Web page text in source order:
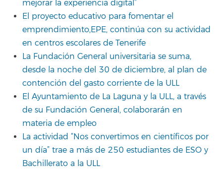
mejorar la experiencia digital”
El proyecto educativo para fomentar el
emprendimiento,EPE, continúa con su actividad
en centros escolares de Tenerife
La Fundación General universitaria se suma,
desde la noche del 30 de diciembre, al plan de
contención del gasto corriente de la ULL
El Ayuntamiento de La Laguna y la ULL, a través
de su Fundación General, colaborarán en
materia de empleo
La actividad “Nos convertimos en científicos por
un día” trae a más de 250 estudiantes de ESO y
Bachillerato a la ULL